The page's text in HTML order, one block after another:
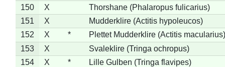
150
X
Thorshane (Phalaropus fulicarius)
151
X
Mudderklire (Actitis hypoleucos)
152
X *
Plettet Mudderklire (Actitis macularius)
153
X
Svaleklire (Tringa ochropus)
154
X *
Lille Gulben (Tringa flavipes)